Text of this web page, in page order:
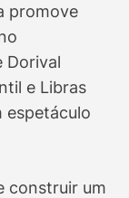
promove
Dorival
e Libras
espetáculo
construir um